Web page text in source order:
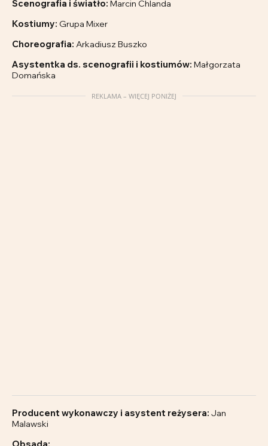
Scenografia i światło: Marcin Chlanda
Kostiumy: Grupa Mixer
Choreografia: Arkadiusz Buszko
Asystentka ds. scenografii i kostiumów: Małgorzata
Domańska
REKLAMA – WIĘCEJ PONIŻEJ
Producent wykonawczy i asystent reżysera: Jan
Malawski